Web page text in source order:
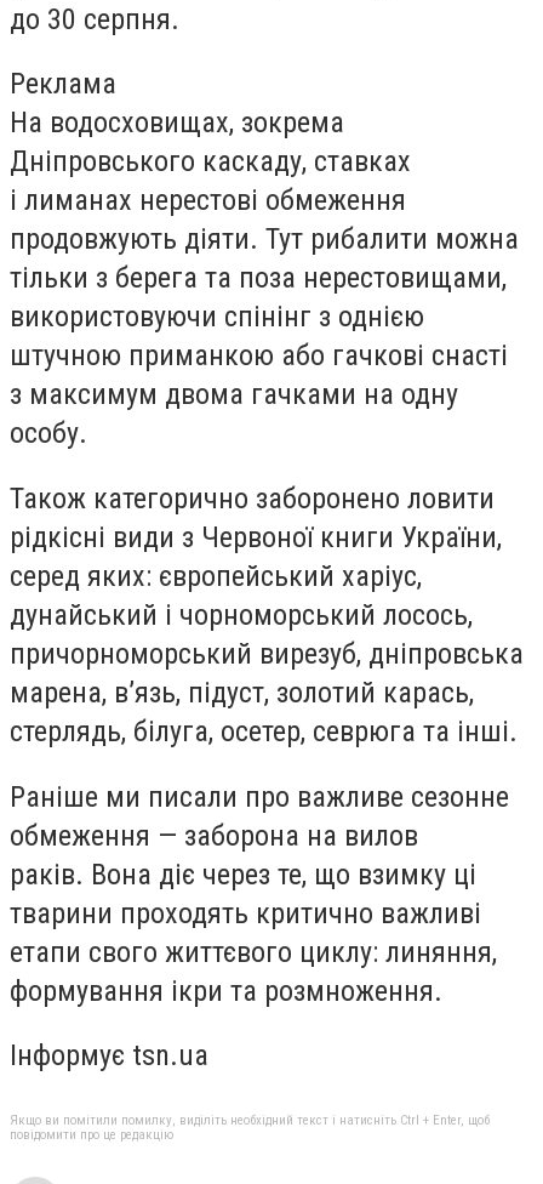
до 30 серпня.
Реклама
На водосховищах, зокрема
Дніпровського каскаду, ставках
і лиманах нерестові обмеження
продовжують діяти. Тут рибалити можна
тільки з берега та поза нерестовищами,
використовуючи спінінг з однією
штучною приманкою або гачкові снасті
з максимум двома гачками на одну
особу.
Також категорично заборонено ловити
рідкісні види з Червоної книги України,
серед яких: європейський харіус,
дунайський і чорноморський лосось,
причорноморський вирезуб, дніпровська
марена, в’язь, підуст, золотий карась,
стерлядь, білуга, осетер, севрюга та інші.
Раніше ми писали про важливе сезонне
обмеження — заборона на вилов
раків. Вона діє через те, що взимку ці
тварини проходять критично важливі
етапи свого життєвого циклу: линяння,
формування ікри та розмноження.
Інформує tsn.ua
Якщо ви помітили помилку, виділіть необхідний текст і натисніть Ctrl + Enter, щоб
повідомити про це редакцію